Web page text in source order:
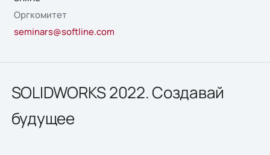
Оргкомитет
seminars@softline.com
SOLIDWORKS 2022. Создавай
будущее